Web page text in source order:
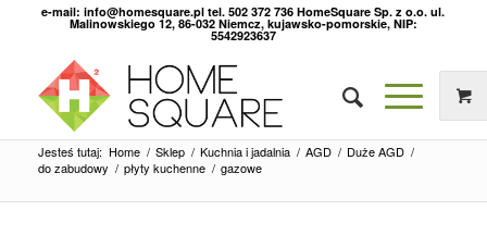
e-mail: info@homesquare.pl tel. 502 372 736 HomeSquare Sp. z o.o. ul.
Malinowskiego 12, 86-032 Niemcz, kujawsko-pomorskie, NIP:
5542923637
Jesteś tutaj: Home / Sklep / Kuchnia i jadalnia / AGD / Duże AGD /
do zabudowy / płyty kuchenne / gazowe